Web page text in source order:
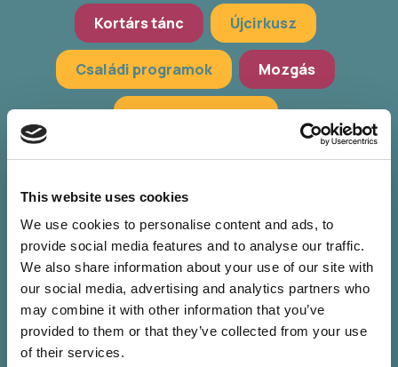
This website uses cookies
We use cookies to personalise content and ads, to
provide social media features and to analyse our traffic.
We also share information about your use of our site with
our social media, advertising and analytics partners who
may combine it with other information that you’ve
provided to them or that they’ve collected from your use
of their services.
Kortárs tánc Újcirkusz
Családi programok Mozgás
Hagyományőrzés
Workshop, előadások Zöld programok